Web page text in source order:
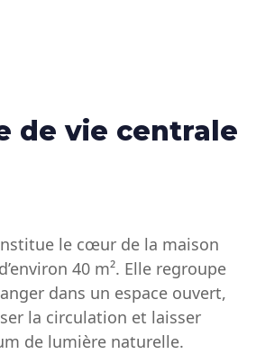
de vie centrale
le cœur de la maison
40 m². Elle regroupe
dans un espace ouvert,
la circulation et laisser
de lumière naturelle.